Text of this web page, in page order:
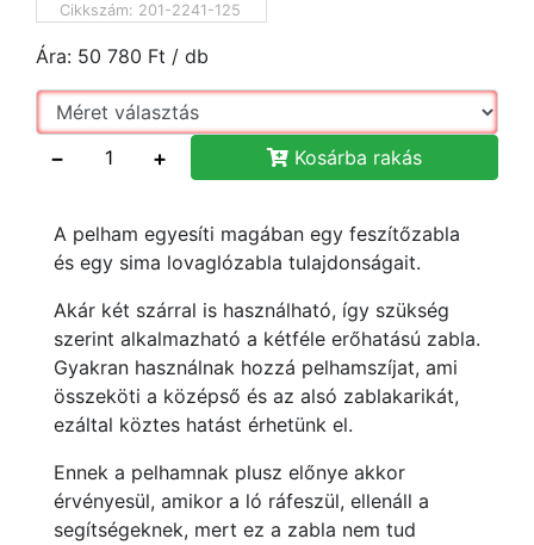
Cikkszám: 201-2241-125
Ára: 50 780 Ft / db
− + Kosárba rakás
A pelham egyesíti magában egy feszítőzabla
és egy sima lovaglózabla tulajdonságait.
Akár két szárral is használható, így szükség
szerint alkalmazható a kétféle erőhatású zabla.
Gyakran használnak hozzá pelhamszíjat, ami
összeköti a középső és az alsó zablakarikát,
ezáltal köztes hatást érhetünk el.
Ennek a pelhamnak plusz előnye akkor
érvényesül, amikor a ló ráfeszül, ellenáll a
segítségeknek, mert ez a zabla nem tud